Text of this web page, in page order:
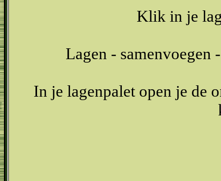
Klik in je
Lagen - samenvoegen
In je lagenpalet open je de